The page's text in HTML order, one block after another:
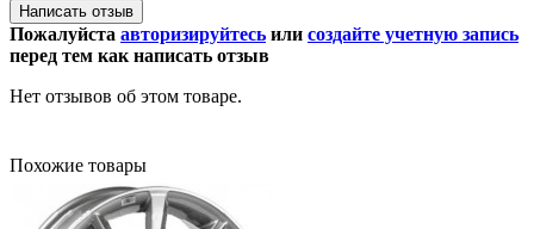
Написать отзыв
Пожалуйста авторизируйтесь или создайте учетную запись
перед тем как написать отзыв
Нет отзывов об этом товаре.
Похожие товары